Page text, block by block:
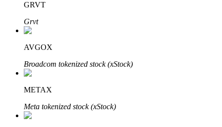
GRVT
Grvt
AVGOX
Broadcom tokenized stock (xStock)
METAX
Meta tokenized stock (xStock)